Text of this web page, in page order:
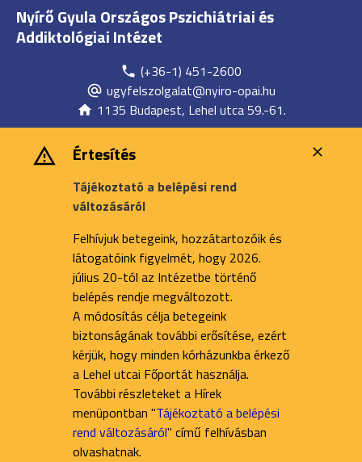
Nyírő Gyula Országos Pszichiátriai és
Addiktológiai Intézet
(+36-1) 451-2600
ugyfelszolgalat@nyiro-opai.hu
1135 Budapest, Lehel utca 59.-61.
Értesítés
Tájékoztató a belépési rend
változásáról
Felhívjuk betegeink, hozzátartozóik és
látogatóink figyelmét, hogy 2026.
július 20-tól az Intézetbe történő
belépés rendje megváltozott.
A módosítás célja betegeink
biztonságának további erősítése, ezért
kérjük, hogy minden kórházunkba érkező
a Lehel utcai Főportát használja.
További részleteket a Hírek
menüpontban "Tájékoztató a belépési
rend változásáról" című felhívásban
olvashatnak.